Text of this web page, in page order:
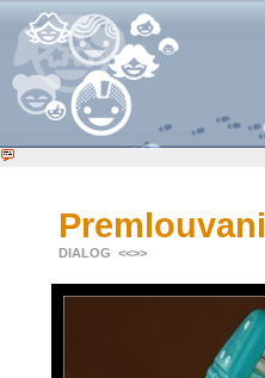
Premlouvani
DIALOG <<>>